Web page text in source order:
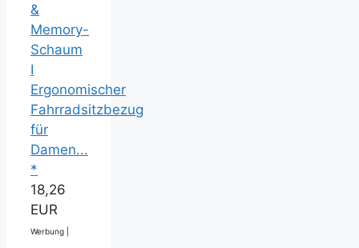
&
Memory-
Schaum
I
Ergonomischer
Fahrradsitzbezug
für
Damen...
*
18,26
EUR
Werbung |